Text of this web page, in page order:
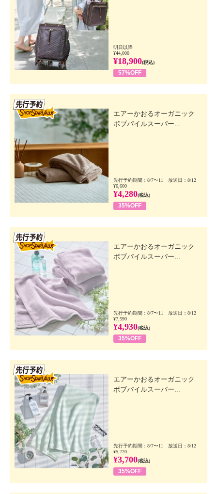
明日以降
¥44,000
¥18,900(税込)
57%OFF
エアーかおるオーガニック
ボブパイルスーパー...
先行予約期間：8/7〜11 放送日：8/12
¥6,600
¥4,280(税込)
35%OFF
エアーかおるオーガニック
ボブパイルスーパー...
先行予約期間：8/7〜11 放送日：8/12
¥7,590
¥4,930(税込)
35%OFF
エアーかおるオーガニック
ボブパイルスーパー...
先行予約期間：8/7〜11 放送日：8/12
¥5,720
¥3,700(税込)
35%OFF